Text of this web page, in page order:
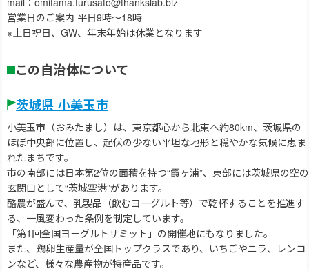
営業日のご案内 平日9時～18時
※土日祝日、GW、年末年始は休業となります
この自治体について
茨城県 小美玉市
小美玉市（おみたまし）は、東京都心から北東へ約80km、茨城県の
ほぼ中央部に位置し、起伏の少ない平坦な地形と穏やかな気候に恵ま
れたまちです。
市の南部には日本第2位の面積を持つ“霞ヶ浦”、東部には茨城県の空の
玄関口として“茨城空港”があります。
酪農が盛んで、乳製品（飲むヨーグルト等）で乾杯することを推進す
る、一風変わった条例を制定しています。
「第1回全国ヨーグルトサミット」の開催地にもなりました。
また、鶏卵生産量が全国トップクラスであり、いちごやニラ、レンコ
ンなど、様々な農産物が特産品です。